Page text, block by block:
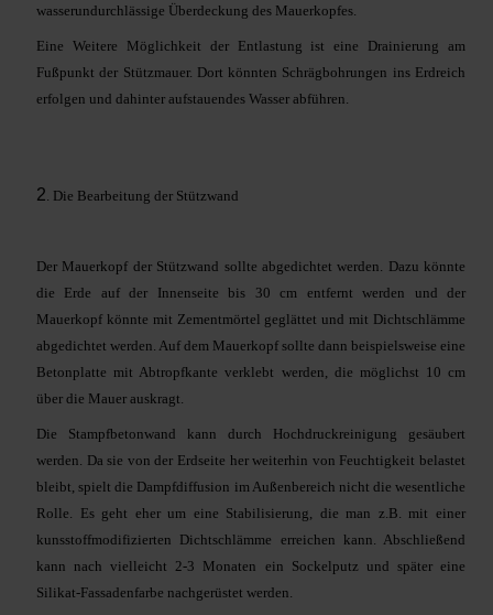
wasserundurchlässige Überdeckung des Mauerkopfes.
Eine Weitere Möglichkeit der Entlastung ist eine Drainierung am
Fußpunkt der Stützmauer. Dort könnten Schrägbohrungen ins Erdreich
erfolgen und dahinter aufstauendes Wasser abführen.
2 . Die Bearbeitung der Stützwand
Der Mauerkopf der Stützwand sollte abgedichtet werden. Dazu könnte
die Erde auf der Innenseite bis 30 cm entfernt werden und der
Mauerkopf könnte mit Zementmörtel geglättet und mit Dichtschlämme
abgedichtet werden. Auf dem Mauerkopf sollte dann beispielsweise eine
Betonplatte mit Abtropfkante verklebt werden, die möglichst 10 cm
über die Mauer auskragt.
Die Stampfbetonwand kann durch Hochdruckreinigung gesäubert
werden. Da sie von der Erdseite her weiterhin von Feuchtigkeit belastet
bleibt, spielt die Dampfdiffusion im Außenbereich nicht die wesentliche
Rolle. Es geht eher um eine Stabilisierung, die man z.B. mit einer
kunsstoffmodifizierten Dichtschlämme erreichen kann. Abschließend
kann nach vielleicht 2-3 Monaten ein Sockelputz und später eine
Silikat-Fassadenfarbe nachgerüstet werden.